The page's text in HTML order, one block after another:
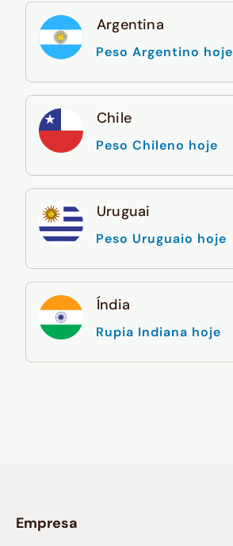
Argentina
Peso Argentino hoje
Chile
Peso Chileno hoje
Uruguai
Peso Uruguaio hoje
Índia
Rupia Indiana hoje
Empresa